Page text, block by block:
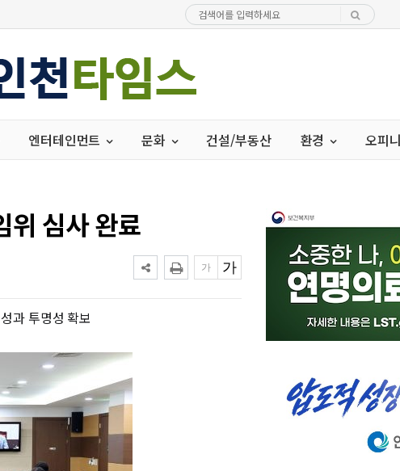
엔터테인먼트 문화 건설/부동산 환경 오피
위 심사 완료
과 투명성 확보